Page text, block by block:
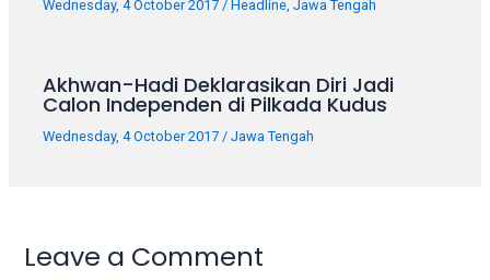
Wednesday, 4 October 2017/ Headline,Jawa Tengah
Akhwan-Hadi Deklarasikan Diri Jadi
Calon Independen di Pilkada Kudus
Wednesday, 4 October 2017 /Jawa Tengah
Leave a Comment